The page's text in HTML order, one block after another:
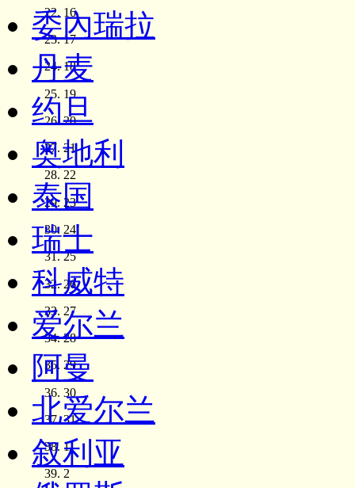
16
17
18
19
20
21
22
23
24
25
26
27
28
29
30
31
1
2
委內瑞拉
丹麦
约旦
奥地利
泰国
瑞士
科威特
爱尔兰
阿曼
北爱尔兰
叙利亚